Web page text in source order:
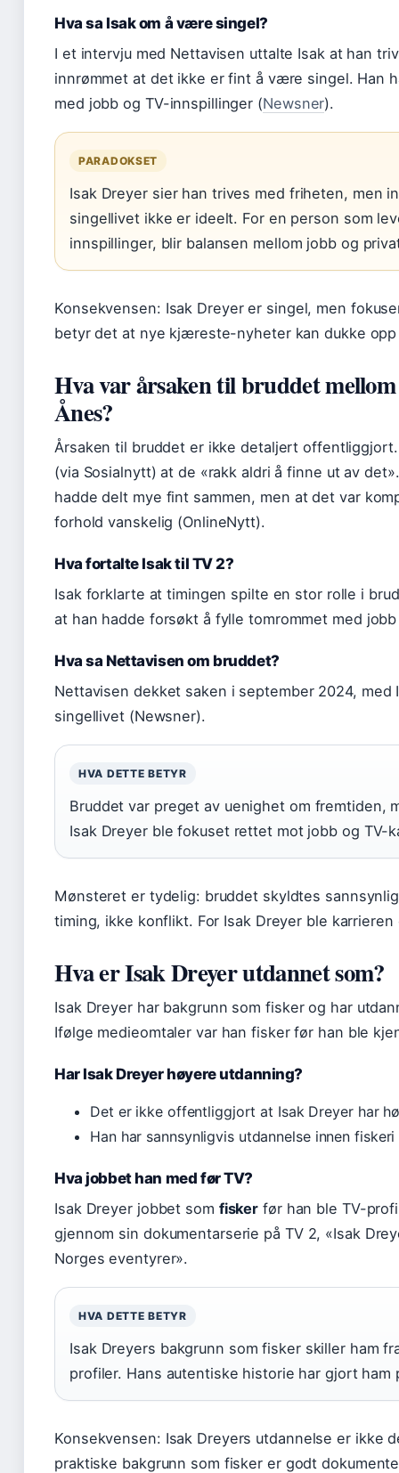
Hva sa Isak om å være singel?
I et intervju med Nettavisen uttalte Isak at han
innrømmet at det ikke er fint å være singel. Han
med jobb og TV-innspillinger (Newsner).
PARADOKSET
Isak Dreyer sier han trives med friheten, men
singellivet ikke er ideelt. For en person som
innspillinger, blir balansen mellom jobb og
Konsekvensen: Isak Dreyer er singel, men
betyr det at nye kjæreste-nyheter kan dukke
Hva var årsaken til bruddet
Ånes?
Årsaken til bruddet er ikke detaljert
(via Sosialnytt) at de «rakk aldri å finne ut av
hadde delt mye fint sammen, men at det var
forhold vanskelig (OnlineNytt).
Hva fortalte Isak til TV 2?
Isak forklarte at timingen spilte en stor rolle i
at han hadde forsøkt å fylle tomrommet med
Hva sa Nettavisen om bruddet?
Nettavisen dekket saken i september 2024, med
singellivet (Newsner).
HVA DETTE BETYR
Bruddet var preget av uenighet om fremtiden,
Isak Dreyer ble fokuset rettet mot jobb og TV-
Mønsteret er tydelig: bruddet skyldtes
timing, ikke konflikt. For Isak Dreyer ble
Hva er Isak Dreyer utdannet som?
Isak Dreyer har bakgrunn som fisker og har
Ifølge medieomtaler var han fisker før han ble
Har Isak Dreyer høyere utdanning?
Det er ikke offentliggjort at Isak Dreyer har
Han har sannsynligvis utdannelse innen
Hva jobbet han med før TV?
Isak Dreyer jobbet som fisker før han ble TV-
gjennom sin dokumentarserie på TV 2, «Isak
Norges eventyrer».
HVA DETTE BETYR
Isak Dreyers bakgrunn som fisker skiller ham
profiler. Hans autentiske historie har gjort
Konsekvensen: Isak Dreyers utdannelse er ikke
praktiske bakgrunn som fisker er godt